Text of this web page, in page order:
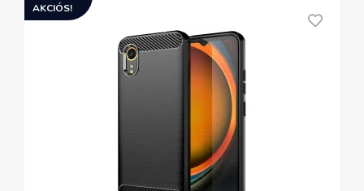
AKCIÓS!